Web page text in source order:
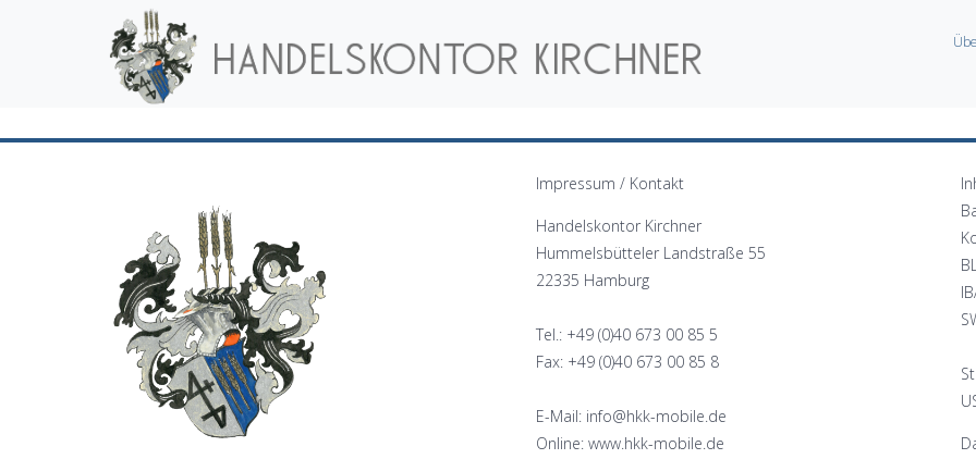
Impressum / Kontakt
Handelskontor Kirchner
Hummelsbütteler Landstraße 55
22335 Hamburg
Tel.: +49 (0)40 673 00 85 5
Fax: +49 (0)40 673 00 85 8
E-Mail: info@hkk-mobile.de
Online: www.hkk-mobile.de